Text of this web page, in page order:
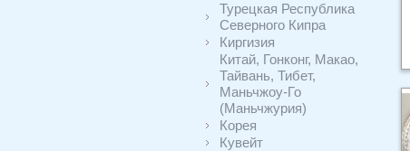
Турецкая Республика
Северного Кипра
Киргизия
Китай, Гонконг, Макао,
Тайвань, Тибет,
Маньчжоу-Го
(Маньчжурия)
Корея
Кувейт